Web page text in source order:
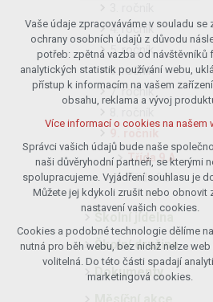
4. ročník
5. ročník
6. ročník
7. ročník
Třída 9.A
Třída 9.B
Školní družina
Dokumenty
Technická cookies
nutná pro provozování webu
udržení kontextu stránek
případná přihlášení, volby jazyka,
Volitelná cookies
analytická pro anonymizované
vyhodnocení návštěvnosti
marketingová cookies (Google)
Více informací o cookies na našem
Přijmout všechny cookies
Odmítnout vše
Vaše údaje zpracováváme v souladu se
ochrany osobních údajů z důvodu
potřeb: zpětná vazba od návštěvníků
analytických statistik používání webu,
přístup k informacím na vašem
obsahu, reklama a vývoj
Více informací o cookies na našem
Správci vašich údajů bude naše
naši důvěryhodní partneři, se kterými
spolupracujeme. Vyjádření souhlasu je
Můžete jej kdykoli zrušit nebo obnovit
nastavení vašich cookies.
Cookies a podobné technologie dělíme
nutná pro běh webu, bez nichž nelze web
volitelná. Do této části spadají
marketingová cookies.